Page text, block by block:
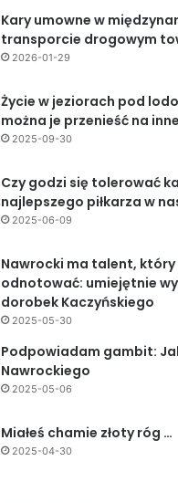
Kary umowne w
transporcie drogowym
2026-01-29
Życie w jeziorach pod
można je przenieść na
2025-09-30
Czy godzi się tolerować
najlepszego piłkarza w
2025-06-09
Nawrocki ma talent,
odnotować: umiejętnie
dorobek Kaczyńskiego
2025-05-30
Podpowiadam gambit:
Nawrockiego
2025-05-06
Miałeś chamie złoty róg …
2025-04-30